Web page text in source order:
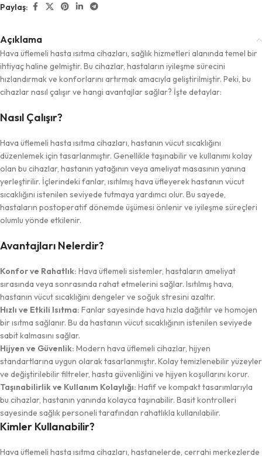
Paylaş:
Açıklama
Hava üflemeli hasta ısıtma cihazları, sağlık hizmetleri alanında temel bir
ihtiyaç haline gelmiştir. Bu cihazlar, hastaların iyileşme sürecini
hızlandırmak ve konforlarını artırmak amacıyla geliştirilmiştir. Peki, bu
cihazlar nasıl çalışır ve hangi avantajlar sağlar? İşte detaylar:
Nasıl Çalışır?
Hava üflemeli hasta ısıtma cihazları, hastanın vücut sıcaklığını
düzenlemek için tasarlanmıştır. Genellikle taşınabilir ve kullanımı kolay
olan bu cihazlar, hastanın yatağının veya ameliyat masasının yanına
yerleştirilir. İçlerindeki fanlar, ısıtılmış hava üfleyerek hastanın vücut
sıcaklığını istenilen seviyede tutmaya yardımcı olur. Bu sayede,
hastaların postoperatif dönemde üşümesi önlenir ve iyileşme süreçleri
olumlu yönde etkilenir.
Avantajları Nelerdir?
Konfor ve Rahatlık: Hava üflemeli sistemler, hastaların ameliyat
sırasında veya sonrasında rahat etmelerini sağlar. Isıtılmış hava,
hastanın vücut sıcaklığını dengeler ve soğuk stresini azaltır.
Hızlı ve Etkili Isıtma: Fanlar sayesinde hava hızla dağıtılır ve homojen
bir ısıtma sağlanır. Bu da hastanın vücut sıcaklığının istenilen seviyede
sabit kalmasını sağlar.
Hijyen ve Güvenlik: Modern hava üflemeli cihazlar, hijyen
standartlarına uygun olarak tasarlanmıştır. Kolay temizlenebilir yüzeyler
ve değiştirilebilir filtreler, hasta güvenliğini ve hijyen koşullarını korur.
Taşınabilirlik ve Kullanım Kolaylığı: Hafif ve kompakt tasarımlarıyla
bu cihazlar, hastanın yanında kolayca taşınabilir. Basit kontrolleri
sayesinde sağlık personeli tarafından rahatlıkla kullanılabilir.
Kimler Kullanabilir?
Hava üflemeli hasta ısıtma cihazları, hastanelerde, cerrahi merkezlerde